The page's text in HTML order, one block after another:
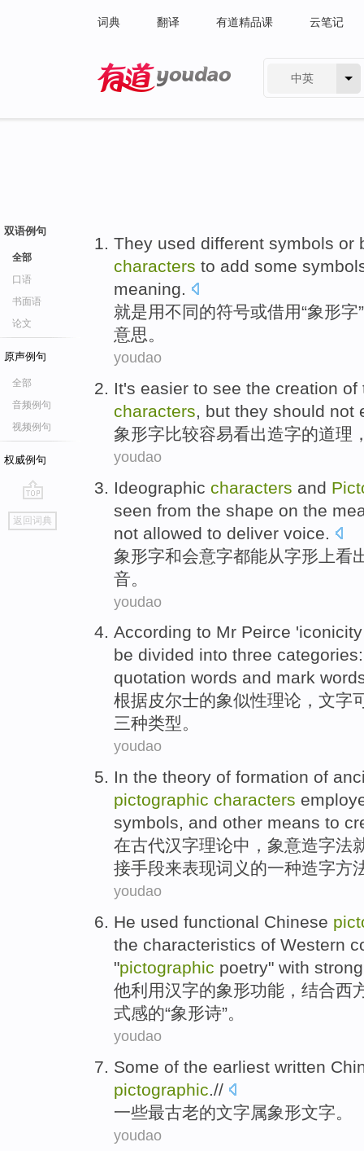
词典 翻译 有道精品课 云笔记
中英
双语例句
全部
口语
书面语
论文
原声例句
全部
音频例句
视频例句
权威例句
go
top
返回词典
They used different symbols or
characters to add some
meaning.
就是用不同的符号或借用“象形字”
意思。
youdao
It's easier to see the creation of
characters, but they should not
象形字比较容易看出造字的道理
youdao
Ideographic characters and
seen from the shape on the
not allowed to deliver voice
象形字和会意字都能从字形 上看
音。
youdao
According to Mr Peirce 'iconicity
be divided into three categories
quotation words and mark
根据皮尔士的象似性理论 ， 文字
三种类型。
youdao
In the theory of formation of
pictographic characters
symbols, and other means to
在古代汉字理论中，象意造字法
接手段来表现词义的一种造字方
youdao
He used functional Chinese
the characteristics of Western
"pictographic poetry" with
他利用汉字的象形功能 ， 结合西
式感的“象形诗”。
youdao
Some of the earliest written
pictographic.//
一些最古老的文字属象形文字。
youdao